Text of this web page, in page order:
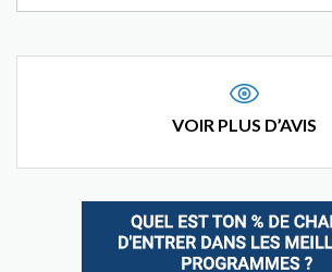
VOIR PLUS D’AVIS